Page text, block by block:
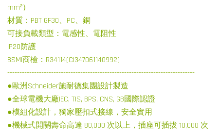
mm²）
材質：PBT GF30、PC、銅
可接負載類型：電感性、電阻性
IP20防護
BSMI商檢：R34114(CI347061140992)
-----------------------------------------------------------------------------
●歐洲Schneider施耐德集團設計製造
●全球電機大廠IEC, TIS, BPS, CNS, GB國際認證
●模組化設計，獨家壓扣式接線，安全實用
●機械式開關壽命高達 80,000 次以上，插座可插拔 10,000 次